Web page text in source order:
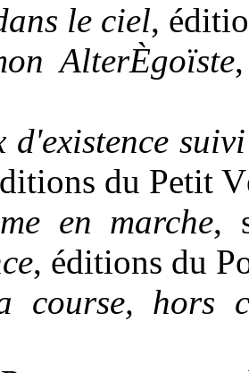
le ciel,
AlterÈgoïste
d'existence
du Petit
en marche,
, éditions du
course, hors